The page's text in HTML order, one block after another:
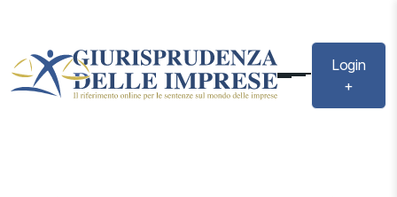
Login
+